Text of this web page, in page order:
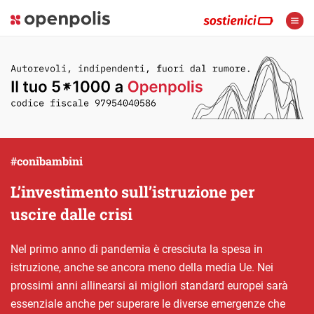
L’investimento sull’istruzione per
uscire dalle crisi
#conibambini
Nel primo anno di pandemia è cresciuta la spesa in
istruzione, anche se ancora meno della media Ue. Nei
prossimi anni allinearsi ai migliori standard europei sarà
essenziale anche per superare le diverse emergenze che